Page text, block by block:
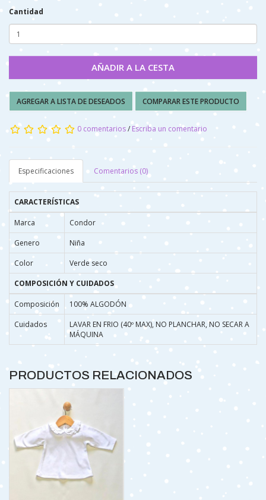
Cantidad
AÑADIR A LA CESTA
AGREGAR A LISTA DE DESEADOS COMPARAR ESTE PRODUCTO
0 comentarios/ Escriba un comentario
Especificaciones Comentarios (0)
CARACTERÍSTICAS
Marca
Condor
Genero
Niña
Color
Verde seco
COMPOSICIÓN Y CUIDADOS
Composición
100% ALGODÓN
Cuidados
LAVAR EN FRIO (40º MAX), NO PLANCHAR, NO SECAR A
MÁQUINA
PRODUCTOS RELACIONADOS